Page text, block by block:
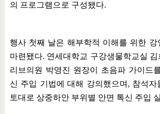
의 프로그램으로 구성됐다.
행사 첫째 날은 해부학적 이해를 위한 강
마련됐다. 연세대학교 구강생물학교실
리브의원 박영진 원장이 초음파 가이드
신 주입 기법에 대해 강의했으며 , 참석자
토대로 상중하안 부위별 안면 톡신 주입